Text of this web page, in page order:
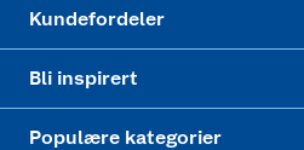
Kundefordeler
Bli inspirert
Populære kategorier